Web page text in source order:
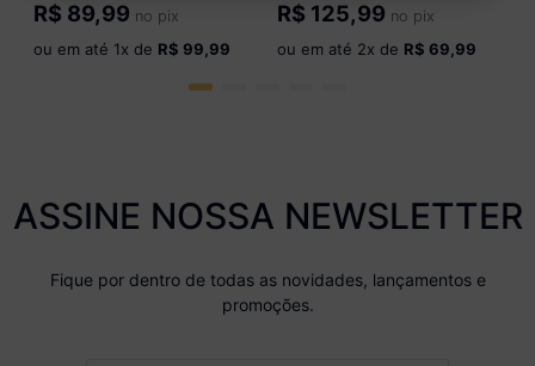
Tropical
R$ 89,99 no pix
ou em até 1x de R$ 99,99
Tropical
R$ 125,99 no pix
ou em até 2x de R$ 69,99
ASSINE NOSSA NEWSLETTER
Fique por dentro de todas as novidades, lançamentos e
promoções.